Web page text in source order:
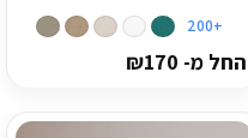
+200
החל מ- ₪170